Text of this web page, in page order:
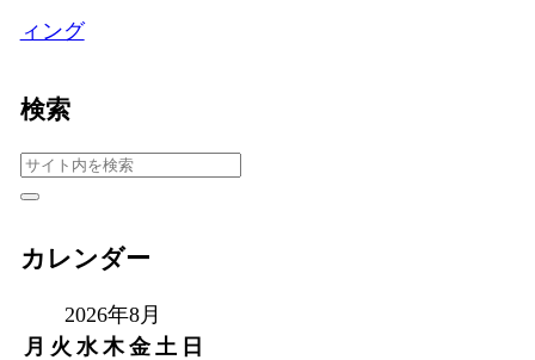
ィング
検索
カレンダー
2026年8月
月 火 水 木 金 土 日